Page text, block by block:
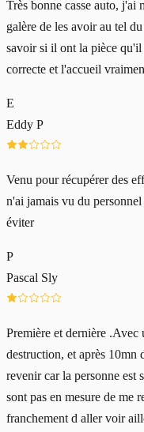
Très bonne casse auto, j'ai
galère de les avoir au tel
savoir si il ont la pièce
correcte et l'accueil
E
Eddy P
Venu pour récupérer des
n'ai jamais vu du
éviter
P
Pascal Sly
Première et dernière
destruction, et après 10mn
revenir car la personne est
sont pas en mesure de me
franchement d aller voir